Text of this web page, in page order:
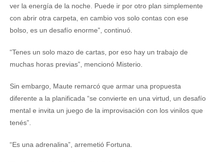
ver la energía de la noche. Puede ir por otro plan simplemente
con abrir otra carpeta, en cambio vos solo contas con ese
bolso, es un desafío enorme”, continuó.
“Tenes un solo mazo de cartas, por eso hay un trabajo de
muchas horas previas”, mencionó Misterio.
Sin embargo, Maute remarcó que armar una propuesta
diferente a la planificada “se convierte en una virtud, un desafío
mental e invita un juego de la improvisación con los vinilos que
tenés”.
“Es una adrenalina”, arremetió Fortuna.